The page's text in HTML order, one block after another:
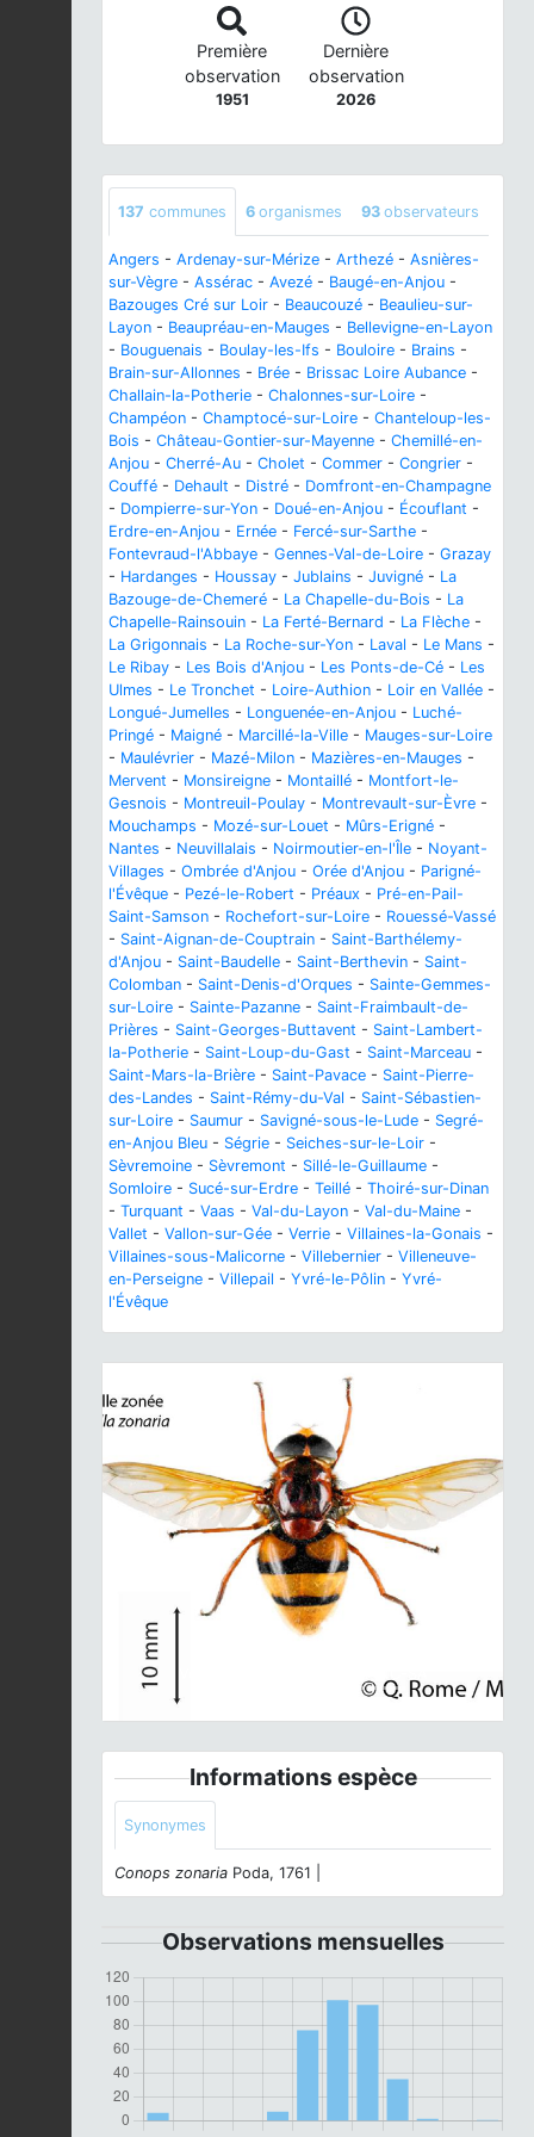
Première
observation
1951
Dernière
observation
2026
137 communes 6 organismes 93 observateurs
Angers - Ardenay-sur-Mérize - Arthezé - Asnières-
sur-Vègre - Assérac - Avezé - Baugé-en-Anjou -
Bazouges Cré sur Loir - Beaucouzé - Beaulieu-sur-
Layon - Beaupréau-en-Mauges - Bellevigne-en-Layon
- Bouguenais - Boulay-les-Ifs - Bouloire - Brains -
Brain-sur-Allonnes - Brée - Brissac Loire Aubance -
Challain-la-Potherie - Chalonnes-sur-Loire -
Champéon - Champtocé-sur-Loire - Chanteloup-les-
Bois - Château-Gontier-sur-Mayenne - Chemillé-en-
Anjou - Cherré-Au - Cholet - Commer - Congrier -
Couffé - Dehault - Distré - Domfront-en-Champagne
- Dompierre-sur-Yon - Doué-en-Anjou - Écouflant -
Erdre-en-Anjou - Ernée - Fercé-sur-Sarthe -
Fontevraud-l'Abbaye - Gennes-Val-de-Loire - Grazay
- Hardanges - Houssay - Jublains - Juvigné - La
Bazouge-de-Chemeré - La Chapelle-du-Bois - La
Chapelle-Rainsouin - La Ferté-Bernard - La Flèche -
La Grigonnais - La Roche-sur-Yon - Laval - Le Mans -
Le Ribay - Les Bois d'Anjou - Les Ponts-de-Cé - Les
Ulmes - Le Tronchet - Loire-Authion - Loir en Vallée -
Longué-Jumelles - Longuenée-en-Anjou - Luché-
Pringé - Maigné - Marcillé-la-Ville - Mauges-sur-Loire
- Maulévrier - Mazé-Milon - Mazières-en-Mauges -
Mervent - Monsireigne - Montaillé - Montfort-le-
Gesnois - Montreuil-Poulay - Montrevault-sur-Èvre -
Mouchamps - Mozé-sur-Louet - Mûrs-Erigné -
Nantes - Neuvillalais - Noirmoutier-en-l'Île - Noyant-
Villages - Ombrée d'Anjou - Orée d'Anjou - Parigné-
l'Évêque - Pezé-le-Robert - Préaux - Pré-en-Pail-
Saint-Samson - Rochefort-sur-Loire - Rouessé-Vassé
- Saint-Aignan-de-Couptrain - Saint-Barthélemy-
d'Anjou - Saint-Baudelle - Saint-Berthevin - Saint-
Colomban - Saint-Denis-d'Orques - Sainte-Gemmes-
sur-Loire - Sainte-Pazanne - Saint-Fraimbault-de-
Prières - Saint-Georges-Buttavent - Saint-Lambert-
la-Potherie - Saint-Loup-du-Gast - Saint-Marceau -
Saint-Mars-la-Brière - Saint-Pavace - Saint-Pierre-
des-Landes - Saint-Rémy-du-Val - Saint-Sébastien-
sur-Loire - Saumur - Savigné-sous-le-Lude - Segré-
en-Anjou Bleu - Ségrie - Seiches-sur-le-Loir -
Sèvremoine - Sèvremont - Sillé-le-Guillaume -
Somloire - Sucé-sur-Erdre - Teillé - Thoiré-sur-Dinan
- Turquant - Vaas - Val-du-Layon - Val-du-Maine -
Vallet - Vallon-sur-Gée - Verrie - Villaines-la-Gonais -
Villaines-sous-Malicorne - Villebernier - Villeneuve-
en-Perseigne - Villepail - Yvré-le-Pôlin - Yvré-
l'Évêque
Informations espèce
Synonymes
Conops zonaria Poda, 1761 |
Observations mensuelles